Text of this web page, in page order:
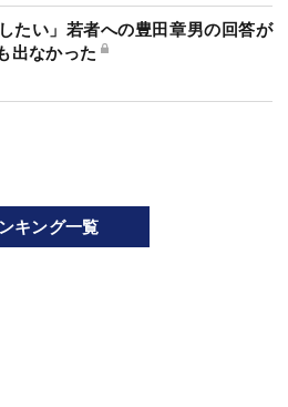
たい」若者への豊田章男の回答が
出なかった
キング一覧